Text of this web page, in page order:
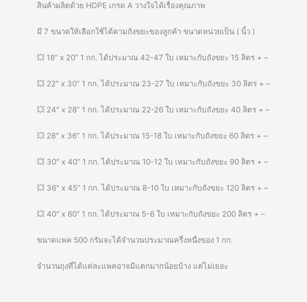
สินค้าผลิตด้วย HDPE เกรด A วางใจได้เรื่องคุณภาพ
มี 7 ขนาดให้เลือกใช้ได้ตามถังขยะของลูกค้า ขนาดหน่วยเป็น ( นิ้ว )
💥 18″ x 20” 1 กก. ได้ประมาณ 42-47 ใบ เหมาะกับถังขยะ 15 ลิตร + –
💥 22″ x 30” 1 กก. ได้ประมาณ 23-27 ใบ เหมาะกับถังขยะ 30 ลิตร + –
💥 24″ x 28” 1 กก. ได้ประมาณ 22-26 ใบ เหมาะกับถังขยะ 40 ลิตร + –
💥 28″ x 36” 1 กก. ได้ประมาณ 15-18 ใบ เหมาะกับถังขยะ 60 ลิตร + –
💥 30″ x 40” 1 กก. ได้ประมาณ 10-12 ใบ เหมาะกับถังขยะ 90 ลิตร + –
💥 36″ x 45” 1 กก. ได้ประมาณ 8-10 ใบ เหมาะกับถังขยะ 120 ลิตร + –
💥 40″ x 60” 1 กก. ได้ประมาณ 5-6 ใบ เหมาะกับถังขยะ 200 ลิตร + –
ขนาดแพค 500 กรัมจะได้จำนวนประมาณครึ่งหนื่งของ 1 กก.
จำนวนถุงที่ได้แต่ละแพคอาจมีแตกมากน้อยบ้าง แต่ไม่เยอะ